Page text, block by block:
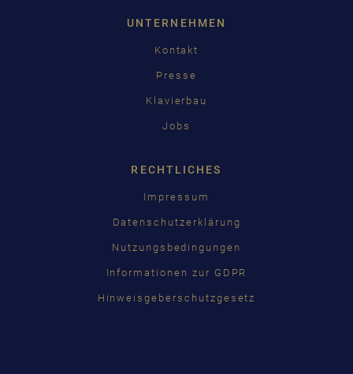
UNTERNEHMEN
Kontakt
Presse
Klavierbau
Jobs
RECHTLICHES
Impressum
Datenschutzerklärung
Nutzungsbedingungen
Informationen zur GDPR
Hinweisgeberschutzgesetz